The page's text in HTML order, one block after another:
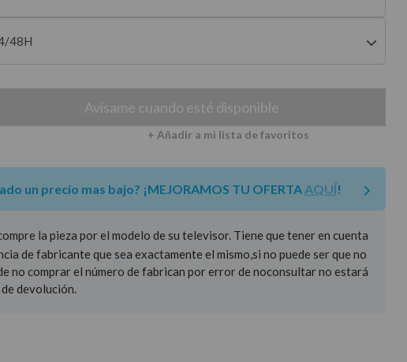
48H
Avísame cuando esté disponible
+ Añadir a mi lista de favoritos
un precio mas bajo? ¡MEJORAMOS TU OFERTA AQUÍ!
la pieza por el modelo de su televisor. Tiene que tener en cuenta
de fabricante que sea exactamente el mismo,si no puede ser que no
no comprar el número de fabrican por error de noconsultar no estará
devolución.